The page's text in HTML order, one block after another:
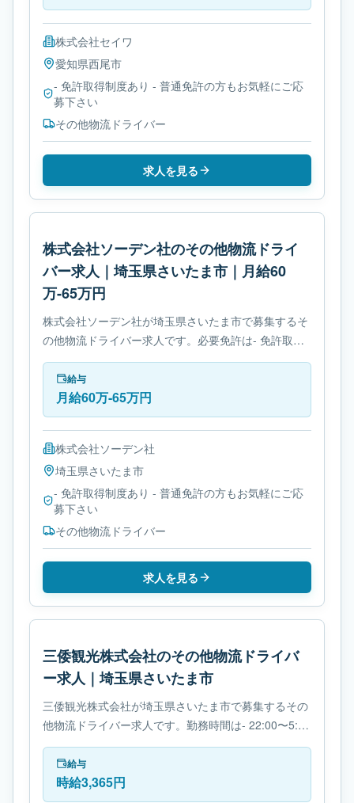
株式会社セイワ
愛知県西尾市
- 免許取得制度あり - 普通免許の方もお気軽にご応
募下さい
その他物流ドライバー
求人を見る
株式会社ソーデン社のその他物流ドライ
バー求人｜埼玉県さいたま市｜月給60
万-65万円
株式会社ソーデン社が埼玉県さいたま市で募集するそ
の他物流ドライバー求人です。必要免許は- 免許取得
制度ありです。
給与
月給60万-65万円
株式会社ソーデン社
埼玉県さいたま市
- 免許取得制度あり - 普通免許の方もお気軽にご応
募下さい
その他物流ドライバー
求人を見る
三倭観光株式会社のその他物流ドライバ
ー求人｜埼玉県さいたま市
三倭観光株式会社が埼玉県さいたま市で募集するその
他物流ドライバー求人です。勤務時間は- 22:00〜5:00
です。必要免許は- 免許取得制度ありです。
給与
時給3,365円